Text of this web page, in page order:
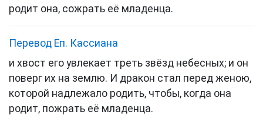
родит она, сожрать её младенца.
Перевод Еп. Кассиана
и хвост его увлекает треть звёзд небесных; и он
поверг их на землю. И дракон стал перед женою,
которой надлежало родить, чтобы, когда она
родит, пожрать её младенца.